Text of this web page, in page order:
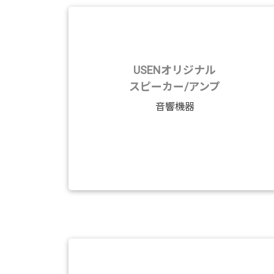
USENオリジナル
スピーカー/アンプ
音響機器